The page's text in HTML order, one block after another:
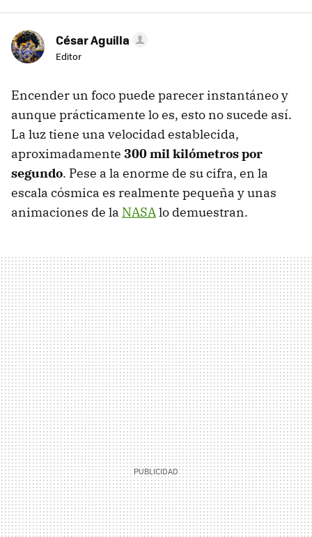
César Aguilla
Editor
Encender un foco puede parecer instantáneo y
aunque prácticamente lo es, esto no sucede así.
La luz tiene una velocidad establecida,
aproximadamente 300 mil kilómetros por
segundo. Pese a la enorme de su cifra, en la
escala cósmica es realmente pequeña y unas
animaciones de la NASAlo demuestran.